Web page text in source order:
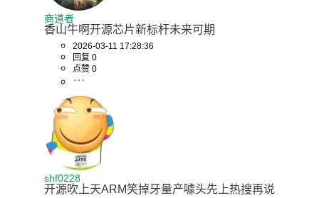
商道者
香山牛啊开源芯片新标杆未来可期
2026-03-11 17:28:36
回复 0
点赞 0
shf0228
开源吹上天ARM笑掉牙量产噱头先上热搜再说